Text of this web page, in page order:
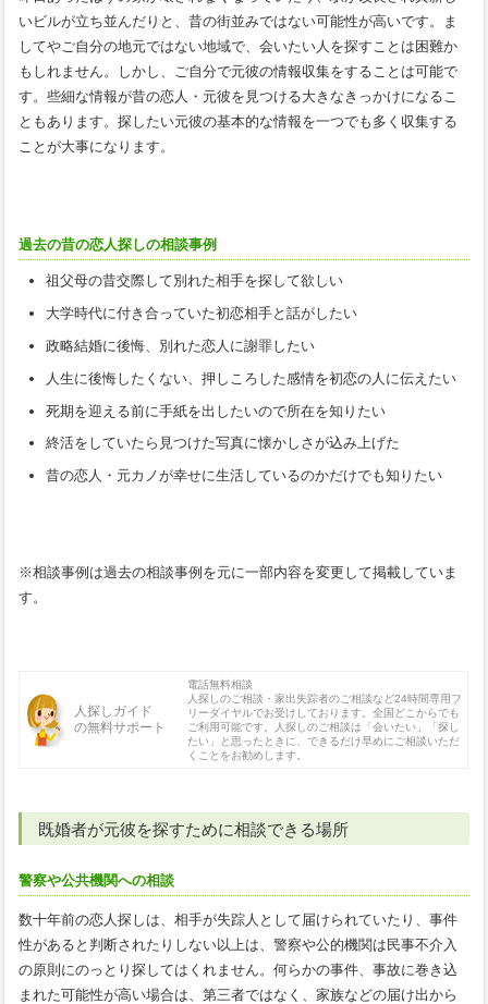
いビルが立ち並んだりと、昔の街並みではない可能性が高いです。ま
してやご自分の地元ではない地域で、会いたい人を探すことは困難か
もしれません。しかし、ご自分で元彼の情報収集をすることは可能で
す。些細な情報が昔の恋人・元彼を見つける大きなきっかけになるこ
ともあります。探したい元彼の基本的な情報を一つでも多く収集する
ことが大事になります。
過去の昔の恋人探しの相談事例
祖父母の昔交際して別れた相手を探して欲しい
大学時代に付き合っていた初恋相手と話がしたい
政略結婚に後悔、別れた恋人に謝罪したい
人生に後悔したくない、押しころした感情を初恋の人に伝えたい
死期を迎える前に手紙を出したいので所在を知りたい
終活をしていたら見つけた写真に懐かしさが込み上げた
昔の恋人・元カノが幸せに生活しているのかだけでも知りたい
※相談事例は過去の相談事例を元に一部内容を変更して掲載していま
す。
人探しガイド
の無料サポート
電話無料相談
人探しのご相談・家出失踪者のご相談など24時間専用フ
リーダイヤルでお受けしております。全国どこからでも
ご利用可能です。人探しのご相談は「会いたい」「探し
たい」と思ったときに、できるだけ早めにご相談いただ
くことをお勧めします。
既婚者が元彼を探すために相談できる場所
警察や公共機関への相談
数十年前の恋人探しは、相手が失踪人として届けられていたり、事件
性があると判断されたりしない以上は、警察や公的機関は民事不介入
の原則にのっとり探してはくれません。何らかの事件、事故に巻き込
まれた可能性が高い場合は、第三者ではなく、家族などの届け出から